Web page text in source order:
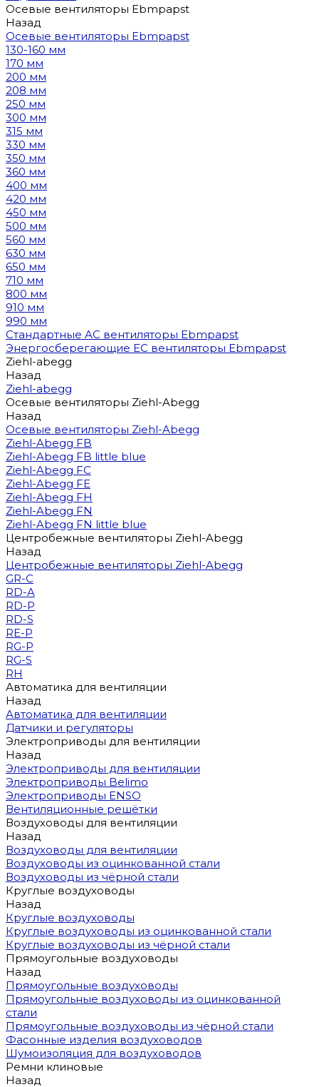
Осевые вентиляторы Ebmpapst
Назад
Осевые вентиляторы Ebmpapst
130-160 мм
170 мм
200 мм
208 мм
250 мм
300 мм
315 мм
330 мм
350 мм
360 мм
400 мм
420 мм
450 мм
500 мм
560 мм
630 мм
650 мм
710 мм
800 мм
910 мм
990 мм
Стандартные AC вентиляторы Ebmpapst
Энергосберегающие EC вентиляторы Ebmpapst
Ziehl-abegg
Назад
Ziehl-abegg
Осевые вентиляторы Ziehl-Abegg
Назад
Осевые вентиляторы Ziehl-Abegg
Ziehl-Abegg FB
Ziehl-Abegg FB little blue
Ziehl-Abegg FC
Ziehl-Abegg FE
Ziehl-Abegg FH
Ziehl-Abegg FN
Ziehl-Abegg FN little blue
Центробежные вентиляторы Ziehl-Abegg
Назад
Центробежные вентиляторы Ziehl-Abegg
GR-C
RD-A
RD-P
RD-S
RE-P
RG-P
RG-S
RH
Автоматика для вентиляции
Назад
Автоматика для вентиляции
Датчики и регуляторы
Электроприводы для вентиляции
Назад
Электроприводы для вентиляции
Электроприводы Belimo
Электроприводы ENSO
Вентиляционные решётки
Воздуховоды для вентиляции
Назад
Воздуховоды для вентиляции
Воздуховоды из оцинкованной стали
Воздуховоды из чёрной стали
Круглые воздуховоды
Назад
Круглые воздуховоды
Круглые воздуховоды из оцинкованной стали
Круглые воздуховоды из чёрной стали
Прямоугольные воздуховоды
Назад
Прямоугольные воздуховоды
Прямоугольные воздуховоды из оцинкованной
стали
Прямоугольные воздуховоды из чёрной стали
Фасонные изделия воздуховодов
Шумоизоляция для воздуховодов
Ремни клиновые
Назад